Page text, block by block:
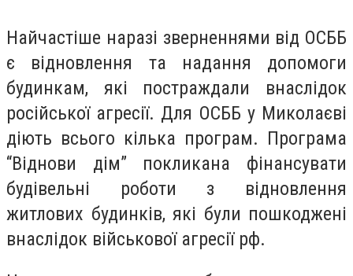
Найчастіше наразі зверненнями від ОСББ
є відновлення та надання допомоги
будинкам, які постраждали внаслідок
російської агресії. Для ОСББ у Миколаєві
діють всього кілька програм. Програма
“Віднови дім” покликана фінансувати
будівельні роботи з відновлення
житлових будинків, які були пошкоджені
внаслідок військової агресії рф.